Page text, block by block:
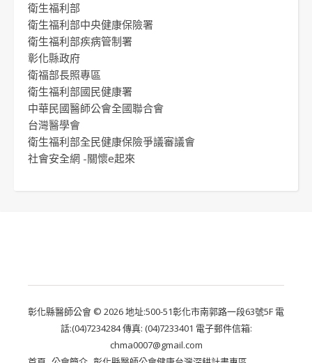
衛生福利部
衛生福利部中央健康保險署
衛生福利部疾病管制署
彰化縣政府
衛福部長照專區
衛生福利部國民健康署
中華民國醫師公會全國聯合會
台灣醫學會
衛生福利部全民健康保險爭議審議會
社會安全網 -關懷e起來
彰化縣醫師公會 © 2026 地址:500-51彰化市南郭路一段63號5F 電
話:(04)7234284 傳真: (04)7233401 電子郵件信箱:
chma0007@gmail.com